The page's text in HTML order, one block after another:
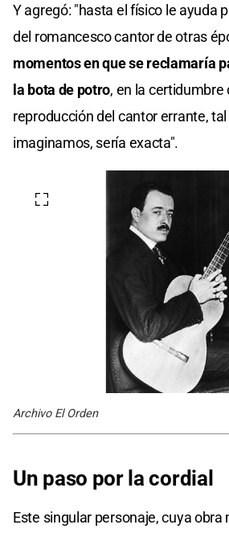
Y agregó: "hasta el físico le ayuda
del romancesco cantor de otras
momentos en que se reclamaría
la bota de potro, en la certidumbre
reproducción del cantor errante,
imaginamos, sería exacta".
Archivo El Orden
Un paso por la cordial
Este singular personaje, cuya obra